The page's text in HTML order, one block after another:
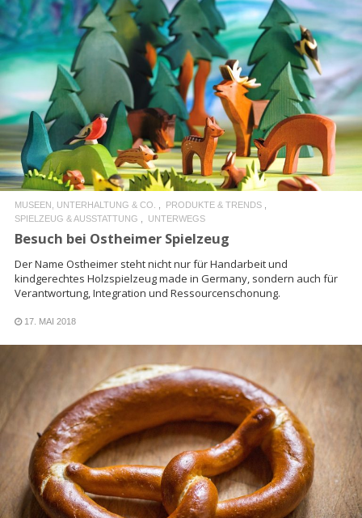
READ MORE
MUSEEN, UNTERHALTUNG & CO.
PRODUKTE & TRENDS
SPIELZEUG & AUSSTATTUNG
UNTERWEGS
Besuch bei Ostheimer Spielzeug
Der Name Ostheimer steht nicht nur für Handarbeit und
kindgerechtes Holzspielzeug made in Germany, sondern auch für
Verantwortung, Integration und Ressourcenschonung.
17. MAI 2018
READ MORE